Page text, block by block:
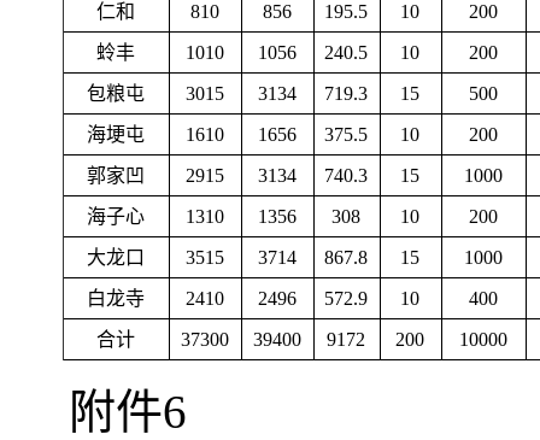
仁和
810 856 195.5 10
200
蛉丰
1010 1056 240.5 10
200
包粮屯
3015 3134 719.3 15
500
海埂屯
1610 1656 375.5 10
200
郭家凹
2915 3134 740.3 15
1000
海子心
1310 1356 308 10
200
大龙口
3515 3714 867.8 15
1000
白龙寺
2410 2496 572.9 10
400
合计
37300 39400 9172 200 10000
附件6